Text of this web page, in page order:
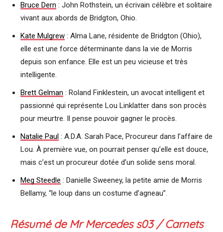
Bruce Dern : John Rothstein, un écrivain célèbre et solitaire
vivant aux abords de Bridgton, Ohio.
Kate Mulgrew : Alma Lane, résidente de Bridgton (Ohio),
elle est une force déterminante dans la vie de Morris
depuis son enfance. Elle est un peu vicieuse et très
intelligente.
Brett Gelman : Roland Finklestein, un avocat intelligent et
passionné qui représente Lou Linklatter dans son procès
pour meurtre. Il pense pouvoir gagner le procès.
Natalie Paul : A.D.A. Sarah Pace, Procureur dans l’affaire de
Lou. À première vue, on pourrait penser qu’elle est douce,
mais c’est un procureur dotée d’un solide sens moral.
Meg Steedle : Danielle Sweeney, la petite amie de Morris
Bellamy, “le loup dans un costume d’agneau”.
Résumé de Mr Mercedess03 /Carnets